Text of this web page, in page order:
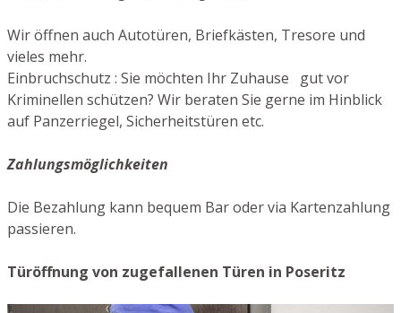
Wir öffnen auch Autotüren, Briefkästen, Tresore und
vieles mehr.
Einbruchschutz : Sie möchten Ihr Zuhause gut vor
Kriminellen schützen? Wir beraten Sie gerne im Hinblick
auf Panzerriegel, Sicherheitstüren etc.
Zahlungsmöglichkeiten
Die Bezahlung kann bequem Bar oder via Kartenzahlung
passieren.
Türöffnung von zugefallenen Türen in Poseritz